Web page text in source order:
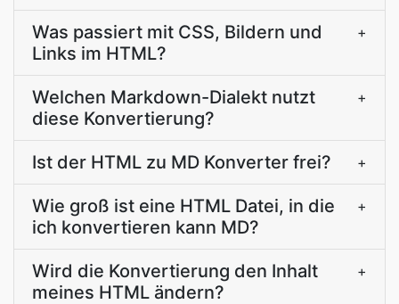
Was passiert mit CSS, Bildern und
Links im HTML?
+
Welchen Markdown-Dialekt nutzt
diese Konvertierung?
+
Ist der HTML zu MD Konverter frei? +
Wie groß ist eine HTML Datei, in die
ich konvertieren kann MD?
+
Wird die Konvertierung den Inhalt
meines HTML ändern?
+